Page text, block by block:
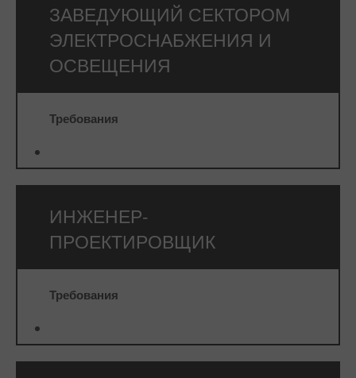
ЗАВЕДУЮЩИЙ СЕКТОРОМ
ЭЛЕКТРОСНАБЖЕНИЯ И
ОСВЕЩЕНИЯ
Требования
ИНЖЕНЕР-
ПРОЕКТИРОВЩИК
Требования